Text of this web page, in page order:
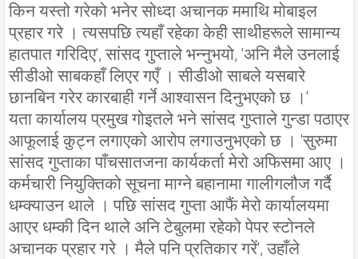
किन यस्तो गरेको भनेर सोध्दा अचानक ममाथि मोबाइल
प्रहार गरे । त्यसपछि त्यहाँ रहेका केही साथीहरूले सामान्य
हातपात गरिदिए', सांसद गुप्ताले भन्नुभयो, 'अनि मैले उनलाई
सीडीओ साबकहाँ लिएर गएँ । सीडीओ साबले यसबारे
छानबिन गरेर कारबाही गर्ने आश्वासन दिनुभएको छ ।'
यता कार्यालय प्रमुख गोइतले भने सांसद गुप्ताले गुन्डा पठाएर
आफूलाई कुट्न लगाएको आरोप लगाउनुभएको छ । 'सुरुमा
सांसद गुप्ताका पाँचसातजना कार्यकर्ता मेरो अफिसमा आए ।
कर्मचारी नियुक्तिको सूचना माग्ने बहानामा गालीगलौज गर्दै
धम्क्याउन थाले । पछि सांसद गुप्ता आफैं मेरो कार्यालयमा
आएर धम्की दिन थाले अनि टेबुलमा रहेको पेपर स्टोनले
अचानक प्रहार गरे । मैले पनि प्रतिकार गरें', उहाँले